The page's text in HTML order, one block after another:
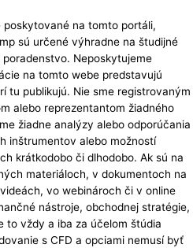
poskytované na tomto portáli,
sú určené výhradne na študijné
Neposkytujeme
na tomto webe predstavujú
tu publikujú. Nie sme registrovaným
alebo reprezentantom žiadného
žiadne analýzy alebo odporúčania
inštrumentov alebo možností
krátkodobo či dlhodobo. Ak sú na
materiáloch, v dokumentoch na
vo webinároch či v online
nástroje, obchodnej stratégie,
to vždy a iba za účelom štúdia
s CFD a opciami nemusí byť